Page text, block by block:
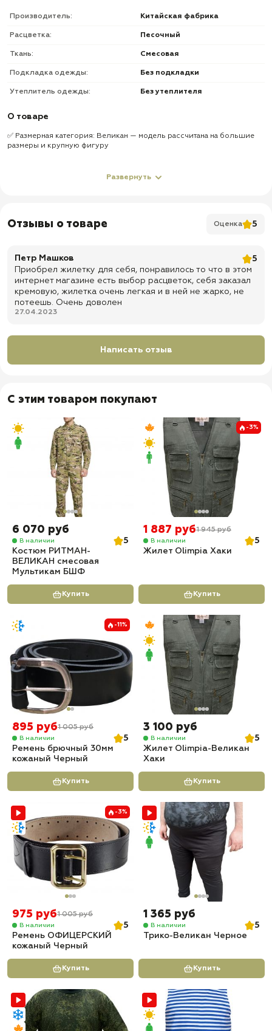
Производитель: Китайская фабрика
Расцветка: Песочный
Ткань: Смесовая
Подкладка одежды: Без подкладки
Утеплитель одежды: Без утеплителя
О товаре
✅ Размерная категория: Великан — модель рассчитана на большие
размеры и крупную фигуру
✅ Застёжка: центральная молния
✅ Особенность размерной сетки: модель маломерит примерно на
один размер — при выборе рекомендуется учитывать запас по
размеру
✅ Доставка по всей России
Развернуть
Отзывы о товаре Оценка 5
Петр Машков
5
Приобрел жилетку для себя, понравилось то что в этом
интернет магазине есть выбор расцветок, себя заказал
кремовую, жилетка очень легкая и в ней не жарко, не
потеешь. Очень доволен
27.04.2023
Написать отзыв
С этим товаром покупают
6 070 руб
В наличии
5
Костюм РИТМАН-
ВЕЛИКАН смесовая
Мультикам БШФ
Купить
-3%
1 887 руб1 945 руб
В наличии
5
Жилет Olimpia Хаки
Купить
-11%
895 руб1 005 руб
В наличии
5
Ремень брючный 30мм
кожаный Черный
Купить
3 100 руб
В наличии
5
Жилет Olimpia-Великан
Хаки
Купить
-3%
975 руб1 005 руб
В наличии
5
Ремень ОФИЦЕРСКИЙ
кожаный Черный
Купить
1 365 руб
В наличии
5
Трико-Великан Черное
Купить